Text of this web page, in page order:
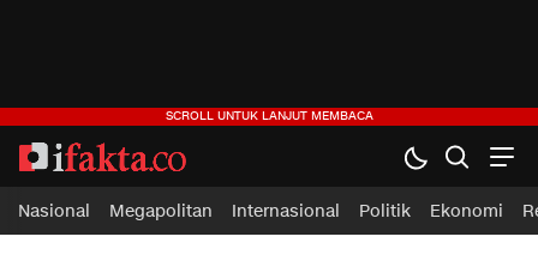
ifakta.co
#pastibenar
Nasional Megapolitan Internasional Politik Ekonomi